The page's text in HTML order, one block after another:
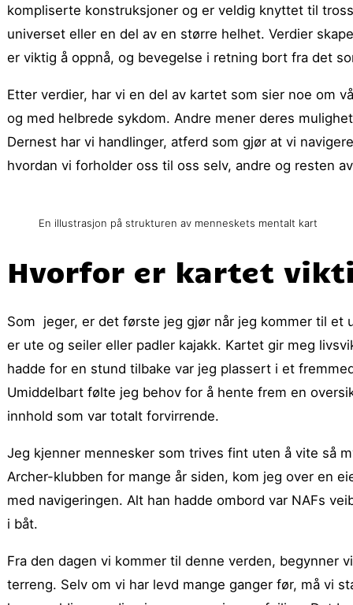
kompliserte konstruksjoner og er veldig knyttet til
universet eller en del av en større helhet. Verdier
er viktig å oppnå, og bevegelse i retning bort fra det
Etter verdier, har vi en del av kartet som sier noe om
og med helbrede sykdom. Andre mener deres
Dernest har vi handlinger, atferd som gjør at vi
hvordan vi forholder oss til oss selv, andre og resten
En illustrasjon på strukturen av menneskets mentalt kart
Hvorfor er kartet
Som jeger, er det første jeg gjør når jeg kommer til et
er ute og seiler eller padler kajakk. Kartet gir meg
hadde for en stund tilbake var jeg plassert i et
Umiddelbart følte jeg behov for å hente frem en
innhold som var totalt forvirrende.
Jeg kjenner mennesker som trives fint uten å vite så
Archer-klubben for mange år siden, kom jeg over en
med navigeringen. Alt han hadde ombord var NAFs
i båt.
Fra den dagen vi kommer til denne verden, begynner
terreng. Selv om vi har levd mange ganger før, må vi